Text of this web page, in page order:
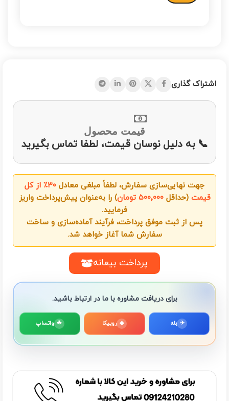
اشتراک گذاری
قیمت محصول
📞 به دلیل نوسان قیمت، لطفا تماس بگیرید
جهت نهایی‌سازی سفارش، لطفاً مبلغی معادل
۳۰٪ از کل
قیمت (حداقل۵۰۰٬۰۰۰ تومان
) را به‌عنوان پیش‌پرداخت واریز
فرمایید.
پس از ثبت موفق پرداخت، فرآیند آماده‌سازی و ساخت
سفارش شما آغاز خواهد شد.
پرداخت بیعانه
برای دریافت مشاوره با ما در ارتباط باشید.
✈ بله ◆ روبیکا ☘ واتساپ